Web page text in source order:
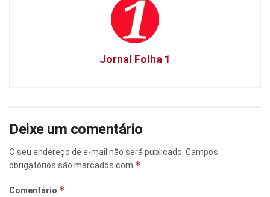
Jornal Folha 1
Deixe um comentário
O seu endereço de e-mail não será publicado. Campos
obrigatórios são marcados com *
Comentário *